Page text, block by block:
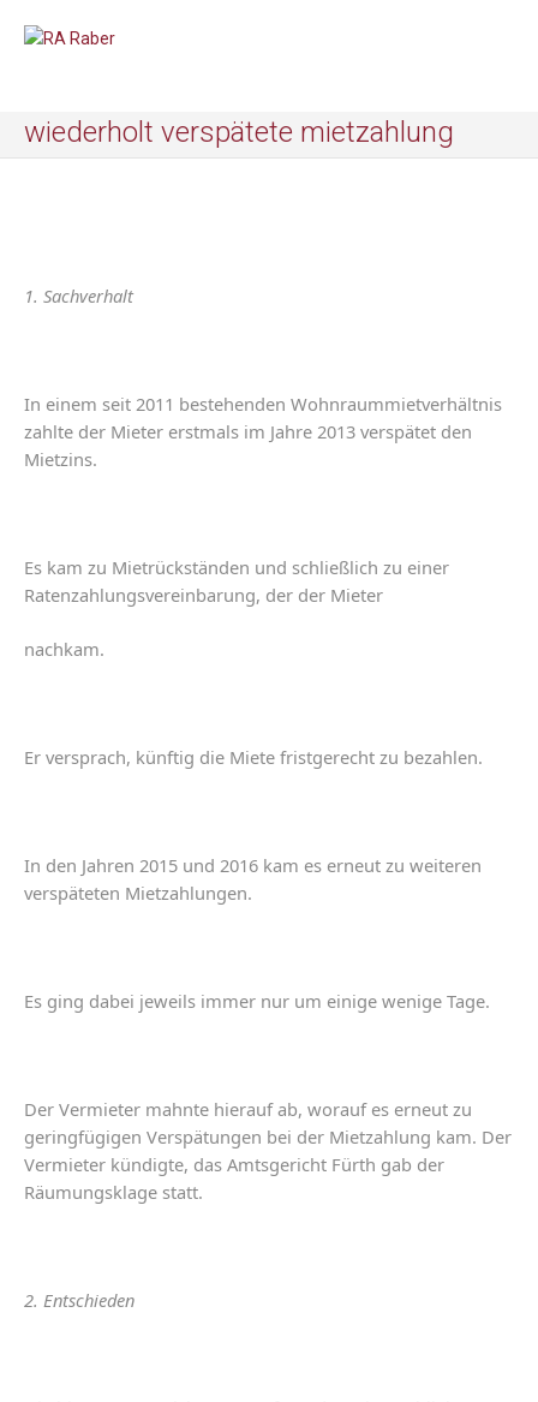
wiederholt verspätete mietzahlung
1. Sachverhalt
In einem seit 2011 bestehenden Wohnraummietverhältnis
zahlte der Mieter erstmals im Jahre 2013 verspätet den
Mietzins.
Es kam zu Mietrückständen und schließlich zu einer
Ratenzahlungsvereinbarung, der der Mieter
nachkam.
Er versprach, künftig die Miete fristgerecht zu bezahlen.
In den Jahren 2015 und 2016 kam es erneut zu weiteren
verspäteten Mietzahlungen.
Es ging dabei jeweils immer nur um einige wenige Tage.
Der Vermieter mahnte hieraufab, worauf es erneut zu
geringfügigen Verspätungen bei der Mietzahlung kam. Der
Vermieter kündigte, das Amtsgericht Fürth gab der
Räumungsklage statt.
2. Entschieden